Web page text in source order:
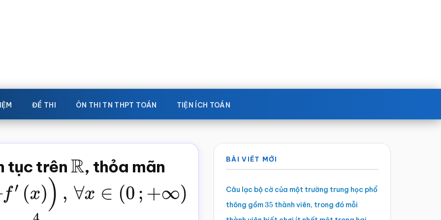
ĐỀ THI ÔN THI TN THPT TOÁN TIỆN ÍCH TOÁN
tục trên R , thỏa mãn
Sidebar
chính
BÀI VIẾT MỚI
Câu lạc bộ cờ của một trường trung học phổ
thông gồm35 thành viên, trong đó mỗi